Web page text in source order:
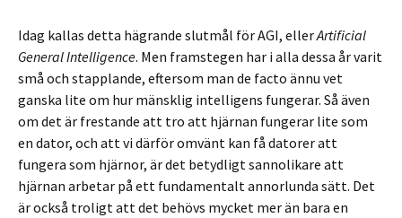
Idag kallas detta hägrande slutmål för AGI, ellerArtificial
General Intelligence. Men framstegen har i alla dessa år varit
små och stapplande, eftersom man de facto ännu vet
ganska lite om hur mänsklig intelligens fungerar. Så även
om det är frestande att tro att hjärnan fungerar lite som
en dator, och att vi därför omvänt kan få datorer att
fungera som hjärnor, är det betydligt sannolikare att
hjärnan arbetar på ett fundamentalt annorlunda sätt. Det
är också troligt att det behövs mycket mer än bara en